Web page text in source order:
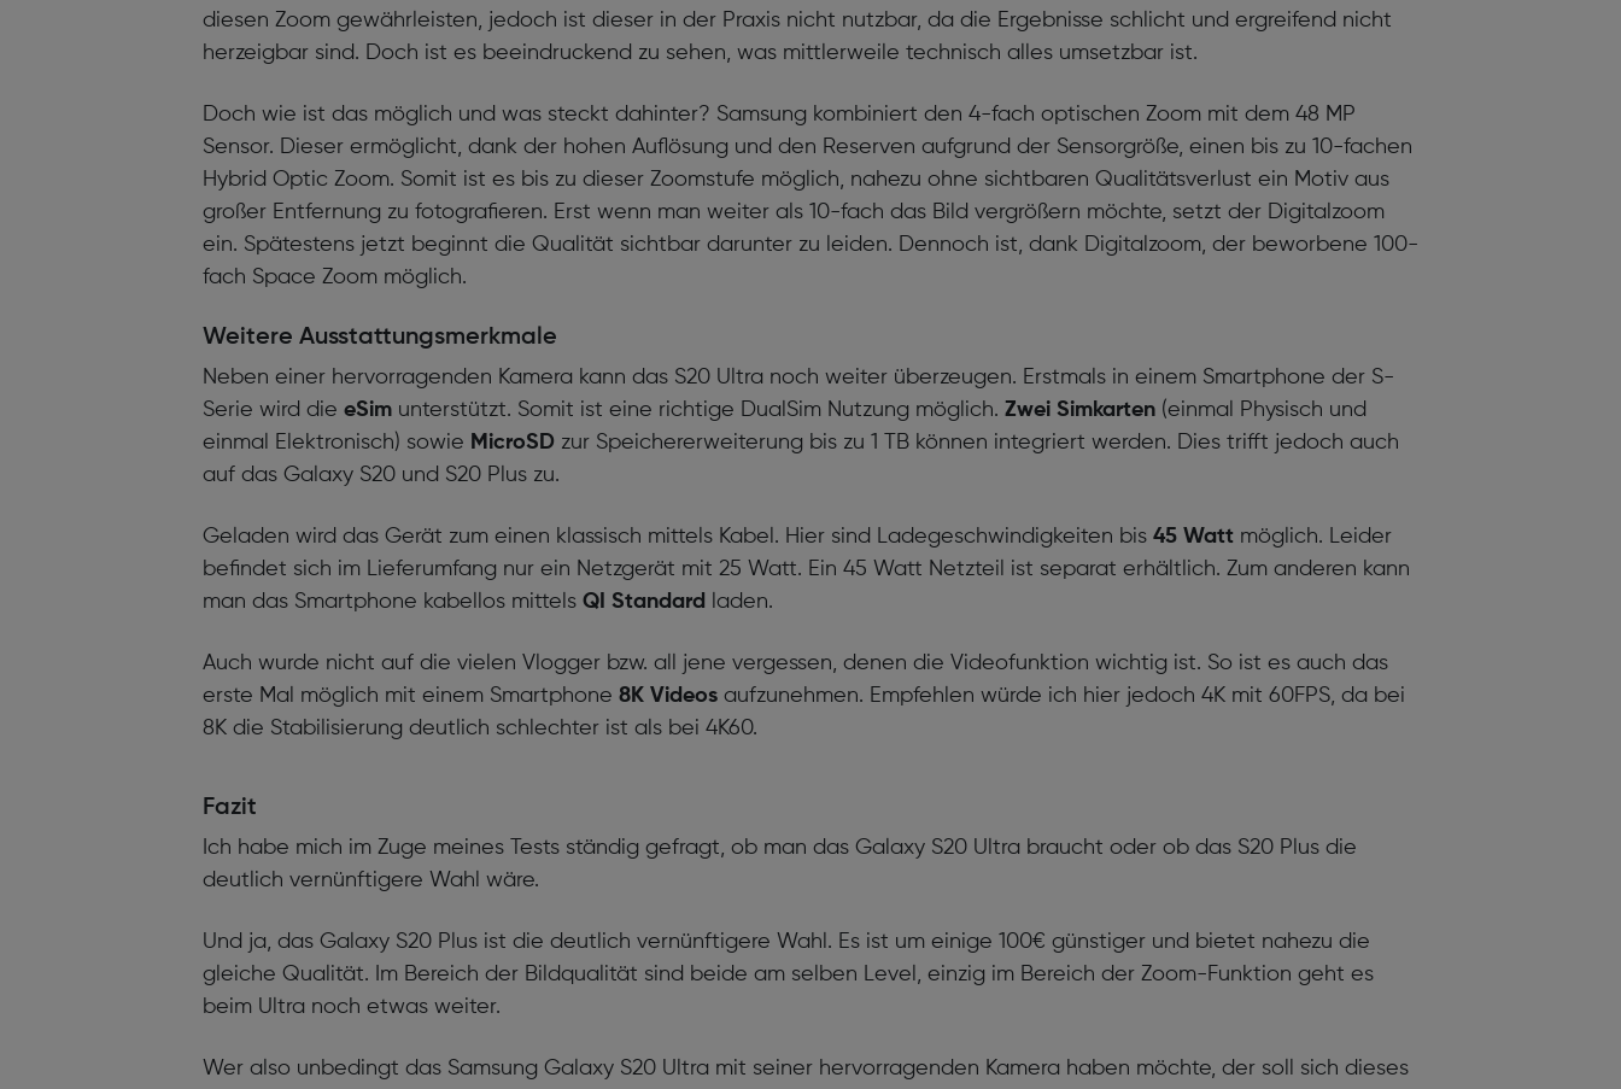
diesen Zoom gewährleisten, jedoch ist dieser in der Praxis nicht nutzbar, da die Ergebnisse schlicht und ergreifend nicht
herzeigbar sind. Doch ist es beeindruckend zu sehen, was mittlerweile technisch alles umsetzbar ist.
Doch wie ist das möglich und was steckt dahinter? Samsung kombiniert den 4-fach optischen Zoom mit dem 48 MP
Sensor. Dieser ermöglicht, dank der hohen Auflösung und den Reserven aufgrund der Sensorgröße, einen bis zu 10-fachen
Hybrid Optic Zoom. Somit ist es bis zu dieser Zoomstufe möglich, nahezu ohne sichtbaren Qualitätsverlust ein Motiv aus
großer Entfernung zu fotografieren. Erst wenn man weiter als 10-fach das Bild vergrößern möchte, setzt der Digitalzoom
ein. Spätestens jetzt beginnt die Qualität sichtbar darunter zu leiden. Dennoch ist, dank Digitalzoom, der beworbene 100-
fach Space Zoom möglich.
Weitere Ausstattungsmerkmale
Neben einer hervorragenden Kamera kann das S20 Ultra noch weiter überzeugen. Erstmals in einem Smartphone der S-
Serie wird die eSim unterstützt. Somit ist eine richtige DualSim Nutzung möglich. Zwei Simkarten (einmal Physisch und
einmal Elektronisch) sowie MicroSD zur Speichererweiterung bis zu 1 TB können integriert werden. Dies trifft jedoch auch
auf das Galaxy S20 und S20 Plus zu.
Geladen wird das Gerät zum einen klassisch mittels Kabel. Hier sind Ladegeschwindigkeiten bis 45 Watt möglich. Leider
befindet sich im Lieferumfang nur ein Netzgerät mit 25 Watt. Ein 45 Watt Netzteil ist separat erhältlich. Zum anderen kann
man das Smartphone kabellos mittels QI Standard laden.
Auch wurde nicht auf die vielen Vlogger bzw. all jene vergessen, denen die Videofunktion wichtig ist. So ist es auch das
erste Mal möglich mit einem Smartphone 8K Videos aufzunehmen. Empfehlen würde ich hier jedoch 4K mit 60FPS, da bei
8K die Stabilisierung deutlich schlechter ist als bei 4K60.
Fazit
Ich habe mich im Zuge meines Tests ständig gefragt, ob man das Galaxy S20 Ultra braucht oder ob das S20 Plus die
deutlich vernünftigere Wahl wäre.
Und ja, das Galaxy S20 Plus ist die deutlich vernünftigere Wahl. Es ist um einige 100€ günstiger und bietet nahezu die
gleiche Qualität. Im Bereich der Bildqualität sind beide am selben Level, einzig im Bereich der Zoom-Funktion geht es
beim Ultra noch etwas weiter.
Wer also unbedingt das Samsung Galaxy S20 Ultra mit seiner hervorragenden Kamera haben möchte, der soll sich dieses